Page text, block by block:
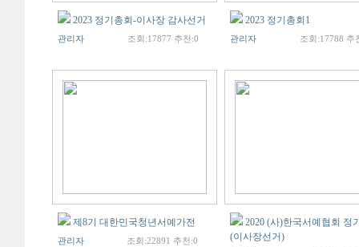
2023 정기총회-이사장 감사선거
관리자 조회:17877 추천:0
2023 정기총회1
관리자 조회:17788 추
제8기 대한민국청년서예가전
관리자 조회:22891 추천:0
2020 (사)한국서예협회 정
(이사장선거)